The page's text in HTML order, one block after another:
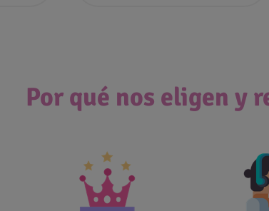
Por qué nos eligen y